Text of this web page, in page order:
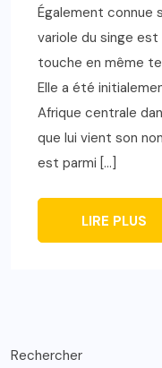
Également connue
variole du singe
touche en même
Elle a été
Afrique centrale
que lui vient son
est parmi […]
LIRE PLUS
Rechercher